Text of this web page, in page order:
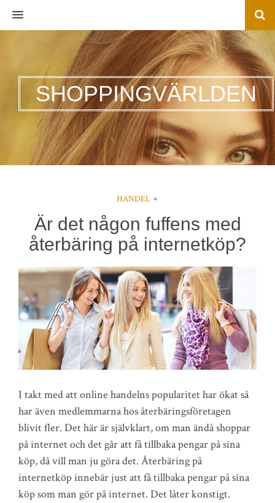
MENU
SHOPPINGVÄRLDEN
HANDEL
Är det någon fuffens med
återbäring på internetköp?
I takt med att online handelns popularitet har ökat så
har även medlemmarna hos återbäringsföretagen
blivit fler. Det här är självklart, om man ändå shoppar
på internet och det går att få tillbaka pengar på sina
köp, då vill man ju göra det. Återbäring på
internetköp innebär just att få tillbaka pengar på sina
köp som man gör på internet. Det låter konstigt.